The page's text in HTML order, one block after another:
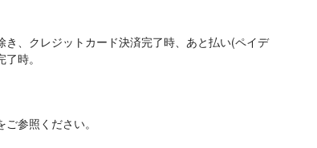
、クレジットカード決済完了時、あと払い(ペイデ
時。
参照ください。